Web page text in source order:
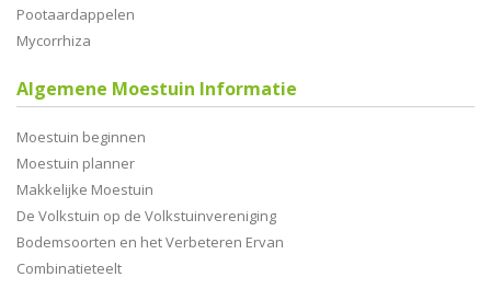
Pootaardappelen
Mycorrhiza
Algemene Moestuin Informatie
Moestuin beginnen
Moestuin planner
Makkelijke Moestuin
De Volkstuin op de Volkstuinvereniging
Bodemsoorten en het Verbeteren Ervan
Combinatieteelt